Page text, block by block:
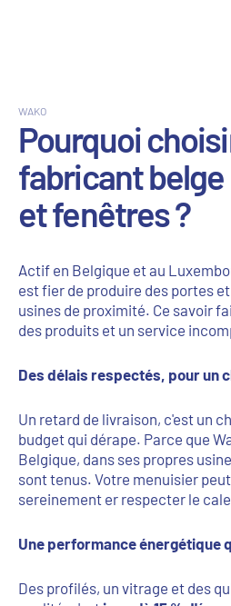
WAKO
Pourquoi
fabricant
et fenêtres ?
Actif en Belgique et au
est fier de produire des portes
usines de proximité. Ce savoir
des produits et un service
Des délais respectés, pour un
Un retard de livraison, c'est un
budget qui dérape. Parce que
Belgique, dans ses propres
sont tenus. Votre menuisier
sereinement er respecter le
Une performance énergétique
Des profilés, un vitrage et des